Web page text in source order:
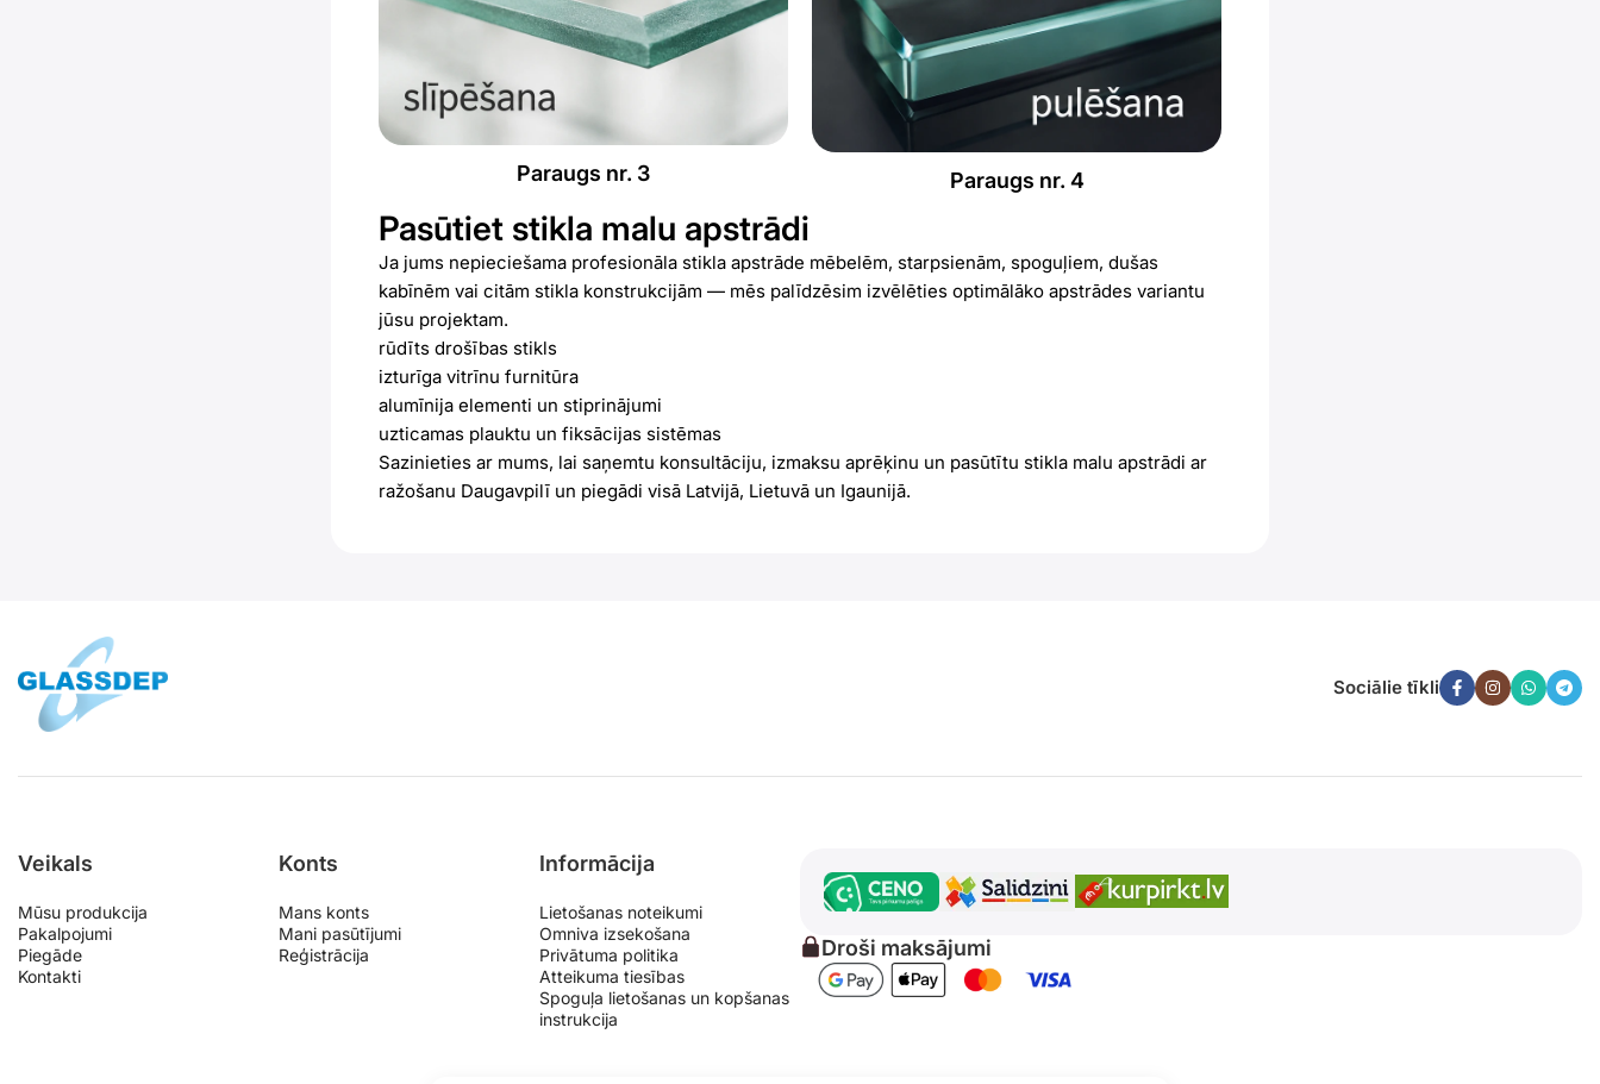
Paraugs nr. 3 Paraugs nr. 4
Pasūtiet stikla malu apstrādi
Ja jums nepieciešama profesionāla stikla apstrāde mēbelēm, starpsienām, spoguļiem, dušas
kabīnēm vai citām stikla konstrukcijām — mēs palīdzēsim izvēlēties optimālāko apstrādes variantu
jūsu projektam.
rūdīts drošības stikls
izturīga vitrīnu furnitūra
alumīnija elementi un stiprinājumi
uzticamas plauktu un fiksācijas sistēmas
Sazinieties ar mums, lai saņemtu konsultāciju, izmaksu aprēķinu un pasūtītu stikla malu apstrādi ar
ražošanu Daugavpilī un piegādi visā Latvijā, Lietuvā un Igaunijā.
Sociālie tīkli
Veikals
Mūsu produkcija
Pakalpojumi
Piegāde
Kontakti
Konts
Mans konts
Mani pasūtījumi
Reģistrācija
Informācija
Lietošanas noteikumi
Omniva izsekošana
Privātuma politika
Atteikuma tiesības
Spoguļa lietošanas un kopšanas
instrukcija
Droši maksājumi